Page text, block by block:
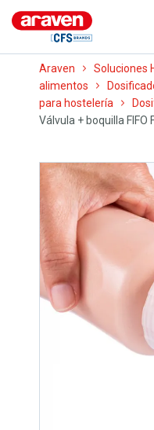
Araven Soluciones
alimentos
para hostelería
Válvula + boquilla FIFO